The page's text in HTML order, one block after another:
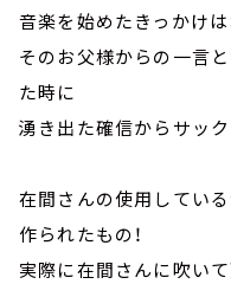
音楽を始めたきっかけ
そのお父様からの一言
た時に
湧き出た確信からサッ
在間さんの使用してい
作られたもの！
実際に在間さんに吹いて